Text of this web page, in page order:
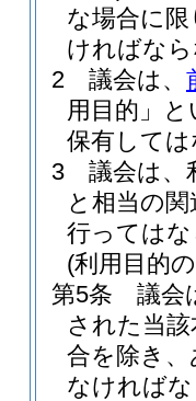
な場合に
ければな
2
議会は、
用目的」
保有して
3
議会は、
と相当の
行っては
(利用目的
第5条
議会
された当
合を除き
なければ